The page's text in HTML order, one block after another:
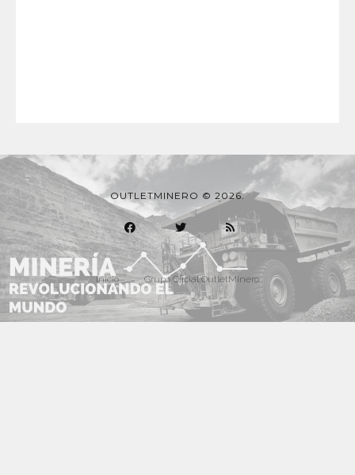
OUTLETMINERO © 2026.
Inicio Grupo Oficial OutletMinero